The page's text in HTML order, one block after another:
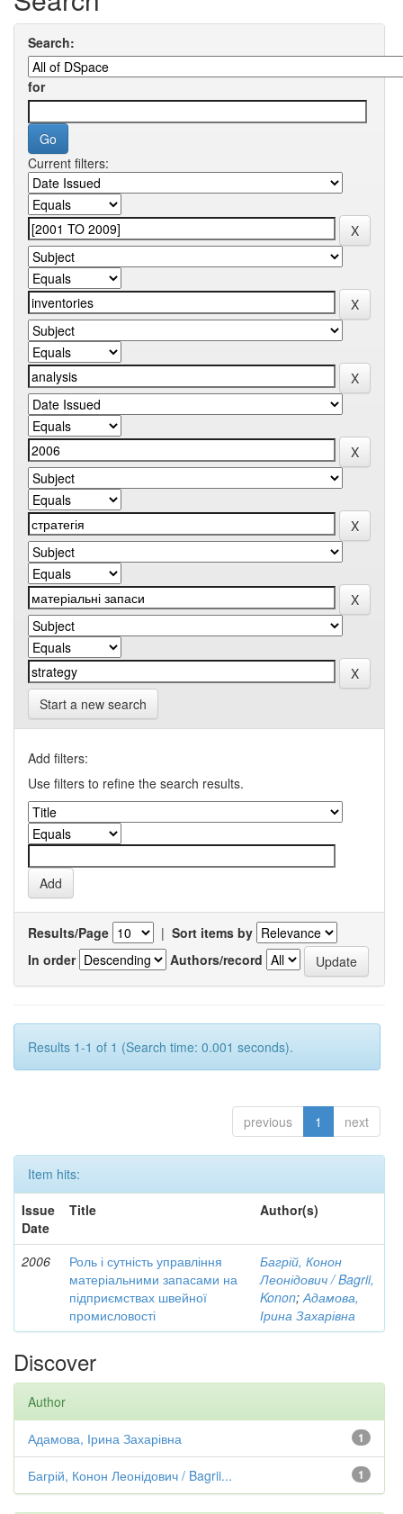
Search:
for
Current filters:
Start a new search
Add filters:
Use filters to refine the search results.
Results/Page | Sort items by
In order
Authors/record
Results 1-1 of 1 (Search time: 0.001 seconds).
previous 1 next
Item hits:
Issue
Date
Title Author(s)
2006
Роль і сутність управління
матеріальними запасами на
підприємствах швейної
промисловості
Багрій, Конон
Леонідович / Bagrii,
Konon;Адамова,
Ірина Захарівна
Discover
Author
1
Адамова, Ірина Захарівна
1
Багрій, Конон Леонідович / Bagrii...